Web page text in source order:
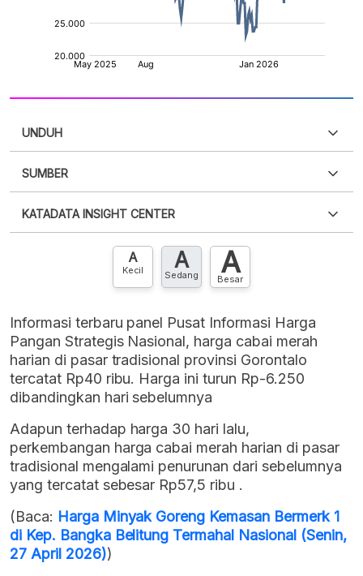
UNDUH
XLS
SUMBER
punya akun?Silakan Daftar sekarang
KATADATA INSIGHT CENTER
Hubungi sekarang »
A
Kecil A
Sedang A
Besar
Informasi terbaru panel Pusat Informasi Harga
Pangan Strategis Nasional, harga cabai merah
harian di pasar tradisional provinsi Gorontalo
tercatat Rp40 ribu. Harga ini turun Rp-6.250
dibandingkan hari sebelumnya
Adapun terhadap harga 30 hari lalu,
perkembangan harga cabai merah harian di pasar
tradisional mengalami penurunan dari sebelumnya
yang tercatat sebesar Rp57,5 ribu .
(Baca: Harga Minyak Goreng Kemasan Bermerk 1
di Kep. Bangka Belitung Termahal Nasional (Senin,
27 April 2026))